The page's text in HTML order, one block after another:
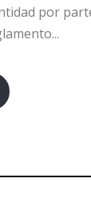
por